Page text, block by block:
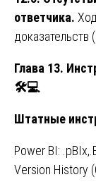
ответчика.
Глава 13.
🛠💻
Штатные
Power BI:
Version History